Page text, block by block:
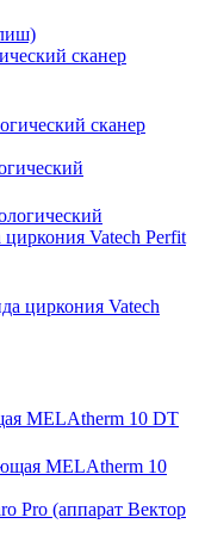
сканер
Vatech Perfit
MELAtherm 10 DT
Pro (аппарат Вектор